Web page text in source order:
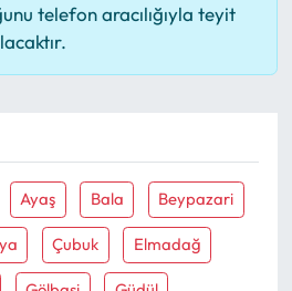
telefon aracılığıyla teyit
Ayaş Bala Beypazari
Çubuk Elmadağ